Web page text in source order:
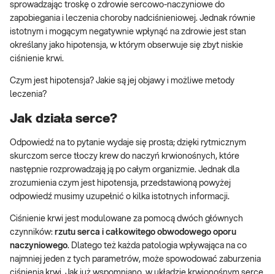
sprowadzając troskę o zdrowie sercowo-naczyniowe do
zapobiegania i leczenia choroby nadciśnieniowej. Jednak równie
istotnym i mogącym negatywnie wpłynąć na zdrowie jest stan
określany jako hipotensja, w którym obserwuje się zbyt niskie
ciśnienie krwi.
Czym jest hipotensja? Jakie są jej objawy i możliwe metody
leczenia?
Jak działa serce?
Odpowiedź na to pytanie wydaje się prosta; dzięki rytmicznym
skurczom serce tłoczy krew do naczyń krwionośnych, które
następnie rozprowadzają ją po całym organizmie. Jednak dla
zrozumienia czym jest hipotensja, przedstawioną powyżej
odpowiedź musimy uzupełnić o kilka istotnych informacji.
Ciśnienie krwi jest modulowane za pomocą dwóch głównych
czynników: rzutu serca i całkowitego obwodowego oporu
naczyniowego. Dlatego też każda patologia wpływająca na co
najmniej jeden z tych parametrów, może spowodować zaburzenia